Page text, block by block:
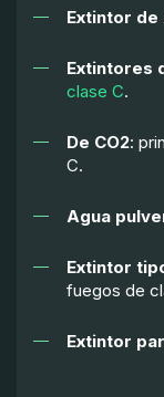
Extintor de
Extintores
clase C.
De CO2:
C.
Agua
Extintor
fuegos de
Extintor